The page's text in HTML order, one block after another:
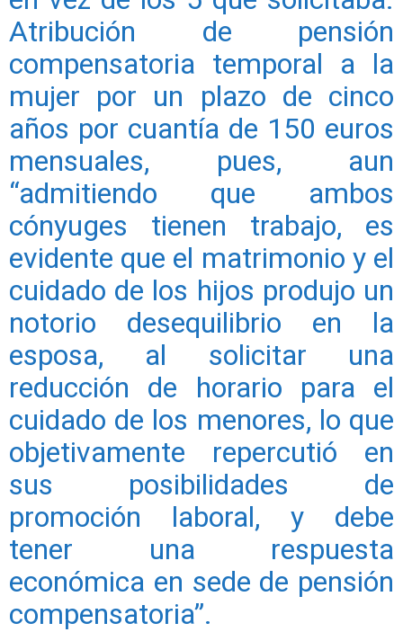
Atribución de pensión
compensatoria temporal a la
mujer por un plazo de cinco
años por cuantía de 150 euros
mensuales, pues, aun
“admitiendo que ambos
cónyuges tienen trabajo, es
evidente que el matrimonio y el
cuidado de los hijos produjo un
notorio desequilibrio en la
esposa, al solicitar una
reducción de horario para el
cuidado de los menores, lo que
objetivamente repercutió en
sus posibilidades de
promoción laboral, y debe
tener una respuesta
económica en sede de pensión
compensatoria”.